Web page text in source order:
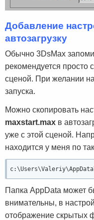
Добавление
автозагрузку
Обычно 3DsMax
рекомендуется просто
сценой. При желании
запуска.
Можно скопировать
maxstart.max в
уже с этой сценой.
находится у меня по
Папка AppData может
внимательны, в
отображение скрытых